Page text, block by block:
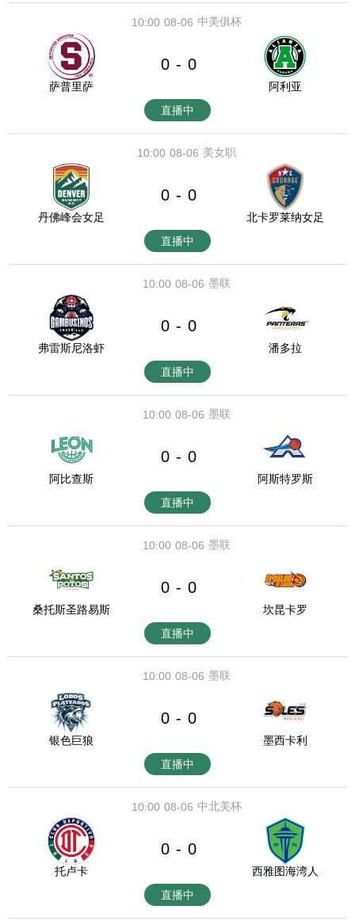
08-06
10:00 中美俱杯
萨普里萨
0 - 0
阿利亚
直播中
08-06
10:00 美女职
丹佛峰会女足
0 - 0
北卡罗莱纳女足
直播中
08-06
10:00 墨联
弗雷斯尼洛虾
0 - 0
潘多拉
直播中
08-06
10:00 墨联
阿比查斯
0 - 0
阿斯特罗斯
直播中
08-06
10:00 墨联
桑托斯圣路易斯
0 - 0
坎昆卡罗
直播中
08-06
10:00 墨联
银色巨狼
0 - 0
墨西卡利
直播中
08-06
10:00 中北美杯
托卢卡
0 - 0
西雅图海湾人
直播中